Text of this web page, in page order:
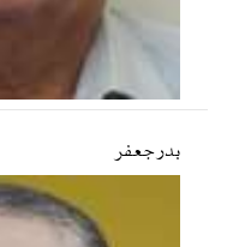
بدر جعفر